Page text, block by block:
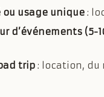
ou usage unique :
d’événements (5-
trip : location,